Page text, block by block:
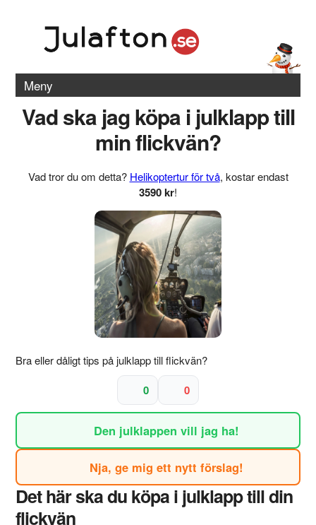
Meny
Vad ska jag köpa i julklapp till
min flickvän?
Vad tror du om detta? Helikoptertur för två, kostar endast
3590 kr!
Bra eller dåligt tips på julklapp till flickvän?
0 0
Den julklappen vill jag ha!
Nja, ge mig ett nytt förslag!
Det här ska du köpa i julklapp till din
flickvän